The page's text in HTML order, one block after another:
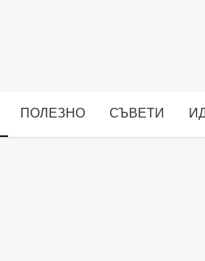
ПОЛЕЗНО СЪВЕТИ